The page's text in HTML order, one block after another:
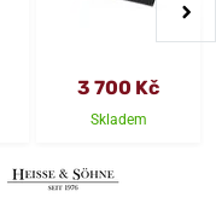
3 700 Kč
Skladem